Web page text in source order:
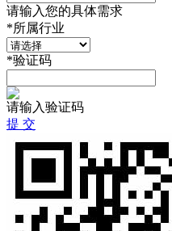
请输入您的具体需求
*所属行业
*验证码
请输入验证码
提 交